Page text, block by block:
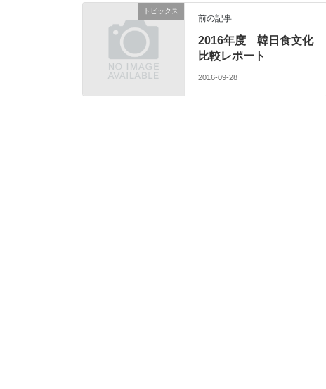
トピックス
前の記事
2016年度 韓日食文化
比較レポート
2016-09-28